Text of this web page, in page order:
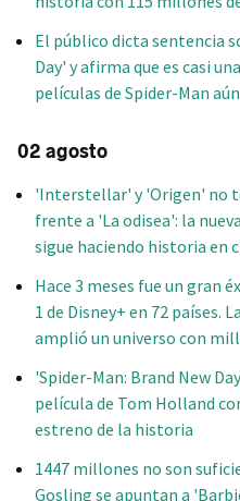
El público dicta sentencia
Day' y afirma que es casi
películas de Spider-Man
02 agosto
'Interstellar' y 'Origen' no
frente a 'La odisea': la
sigue haciendo historia en
Hace 3 meses fue un gran
1 de Disney+ en 72 países.
amplió un universo con
'Spider-Man: Brand New
película de Tom Holland
estreno de la historia
1447 millones no son
Gosling se apuntan a